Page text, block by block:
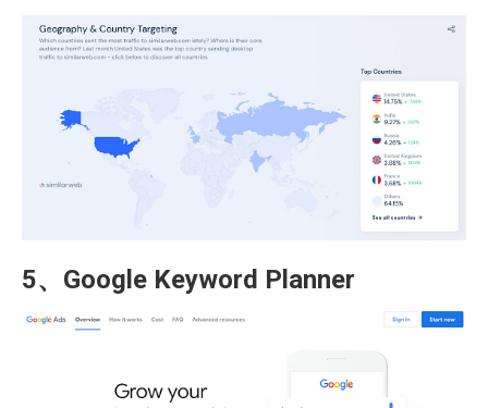
5、Google Keyword Planner